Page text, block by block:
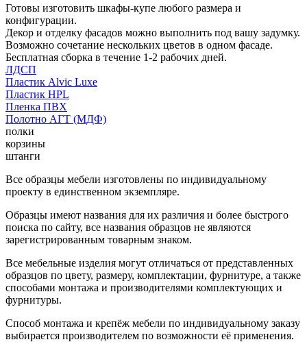
Готовы изготовить шкафы-купе любого размера и
конфигурации.
Декор и отделку фасадов можно выполнить под вашу задумку.
Возможно сочетание нескольких цветов в одном фасаде.
Бесплатная сборка в течение 1-2 рабочих дней.
ЛДСП
Пластик Alvic Luxe
Пластик HPL
Пленка ПВХ
Полотно АГТ (МДФ)
полки
корзины
штанги
Все образцы мебели изготовлены по индивидуальному
проекту в единственном экземпляре.
Образцы имеют названия для их различия и более быстрого
поиска по сайту, все названия образцов не являются
зарегистрированным товарным знаком.
Все мебельные изделия могут отличаться от представленных
образцов по цвету, размеру, комплектации, фурнитуре, а также
способами монтажа и производителями комплектующих и
фурнитуры.
Способ монтажа и крепёж мебели по индивидуальному заказу
выбирается производителем по возможности её применения.